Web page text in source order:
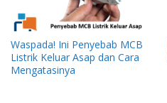
Waspada! Ini Penyebab MCB
Listrik Keluar Asap dan Cara
Mengatasinya